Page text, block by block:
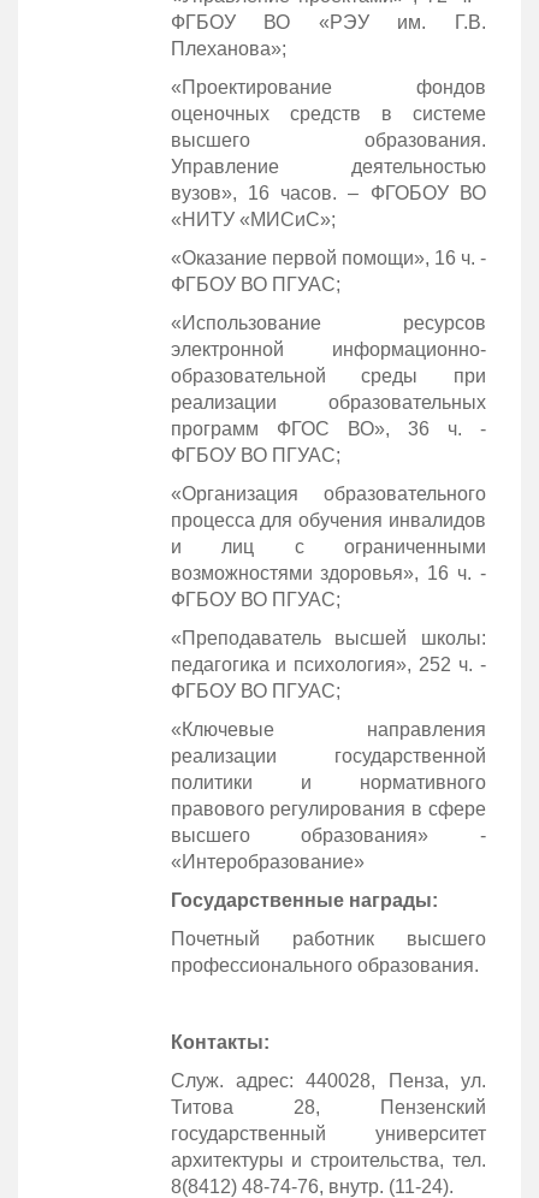
ФГБОУ ВО «РЭУ им. Г.В.
Плеханова»;
«Проектирование фондов
оценочных средств в системе
высшего образования.
Управление деятельностью
вузов», 16 часов. – ФГОБОУ ВО
«НИТУ «МИСиС»;
«Оказание первой помощи», 16 ч. -
ФГБОУ ВО ПГУАС;
«Использование ресурсов
электронной информационно-
образовательной среды при
реализации образовательных
программ ФГОС ВО», 36 ч. -
ФГБОУ ВО ПГУАС;
«Организация образовательного
процесса для обучения инвалидов
и лиц с ограниченными
возможностями здоровья», 16 ч. -
ФГБОУ ВО ПГУАС;
«Преподаватель высшей школы:
педагогика и психология», 252 ч. -
ФГБОУ ВО ПГУАС;
«Ключевые направления
реализации государственной
политики и нормативного
правового регулирования в сфере
высшего образования» -
«Интеробразование»
Государственные награды:
Почетный работник высшего
профессионального образования.
Контакты:
Служ. адрес: 440028, Пенза, ул.
Титова 28, Пензенский
государственный университет
архитектуры и строительства, тел.
8(8412) 48-74-76, внутр. (11-24).